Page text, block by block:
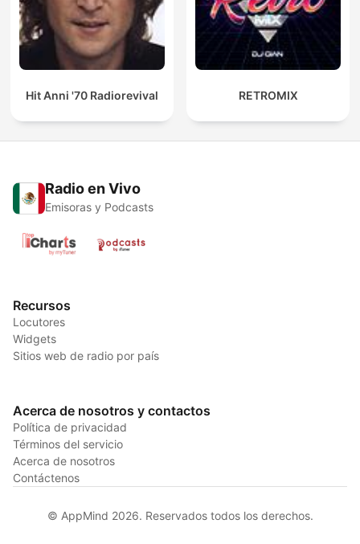
Hit Anni '70 Radiorevival RETROMIX
Radio en Vivo
Emisoras y Podcasts
Recursos
Locutores
Widgets
Sitios web de radio por país
Acerca de nosotros y contactos
Política de privacidad
Términos del servicio
Acerca de nosotros
Contáctenos
© AppMind 2026. Reservados todos los derechos.